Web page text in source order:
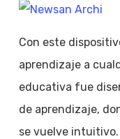
Con este
aprendizaje a
educativa fue
de aprendizaje,
se vuelve intuitivo.